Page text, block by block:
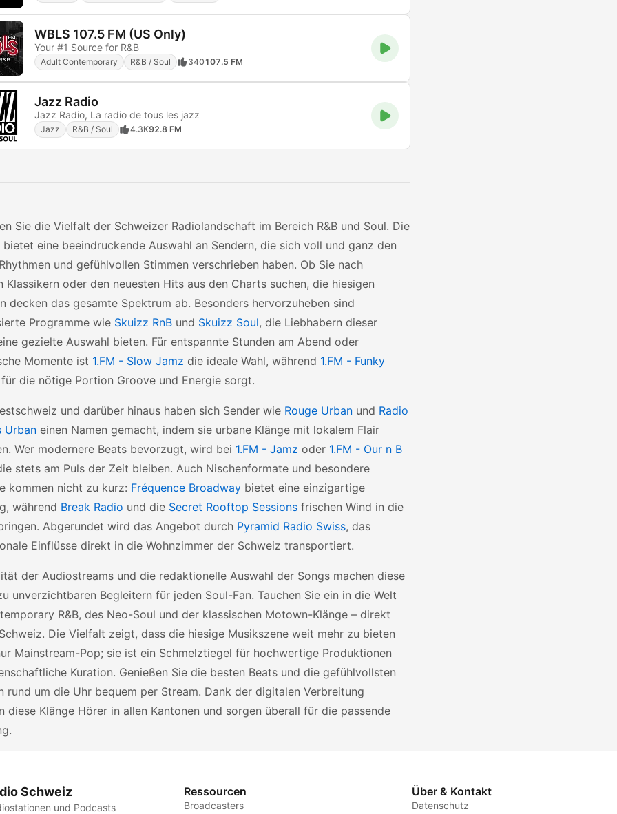
WBLS 107.5 FM (US Only)
Your #1 Source for R&B
Adult Contemporary R&B / Soul 340107.5 FM
Jazz Radio
Jazz Radio, La radio de tous les jazz
Jazz R&B / Soul 4.3K92.8 FM
Sie die Vielfalt der Schweizer Radiolandschaft im Bereich R&B und Soul. Die
bietet eine beeindruckende Auswahl an Sendern, die sich voll und ganz den
und gefühlvollen Stimmen verschrieben haben. Ob Sie nach
Klassikern oder den neuesten Hits aus den Charts suchen, die hiesigen
decken das gesamte Spektrum ab. Besonders hervorzuheben sind
Programme wie Skuizz RnB und Skuizz Soul, die Liebhabern dieser
gezielte Auswahl bieten. Für entspannte Stunden am Abend oder
Momente ist 1.FM - Slow Jamz die ideale Wahl, während 1.FM - Funky
die nötige Portion Groove und Energie sorgt.
und darüber hinaus haben sich Sender wie Rouge Urban und Radio
Urban einen Namen gemacht, indem sie urbane Klänge mit lokalem Flair
Wer modernere Beats bevorzugt, wird bei 1.FM - Jamz oder 1.FM - Our n B
stets am Puls der Zeit bleiben. Auch Nischenformate und besondere
kommen nicht zu kurz: Fréquence Broadway bietet eine einzigartige
während Break Radio und die Secret Rooftop Sessions frischen Wind in die
Abgerundet wird das Angebot durch Pyramid Radio Swiss, das
Einflüsse direkt in die Wohnzimmer der Schweiz transportiert.
der Audiostreams und die redaktionelle Auswahl der Songs machen diese
unverzichtbaren Begleitern für jeden Soul-Fan. Tauchen Sie ein in die Welt
R&B, des Neo-Soul und der klassischen Motown-Klänge – direkt
Die Vielfalt zeigt, dass die hiesige Musikszene weit mehr zu bieten
Mainstream-Pop; sie ist ein Schmelztiegel für hochwertige Produktionen
Kuration. Genießen Sie die besten Beats und die gefühlvollsten
rund um die Uhr bequem per Stream. Dank der digitalen Verbreitung
diese Klänge Hörer in allen Kantonen und sorgen überall für die passende
Schweiz
und Podcasts
Ressourcen
Broadcasters
Über & Kontakt
Datenschutz